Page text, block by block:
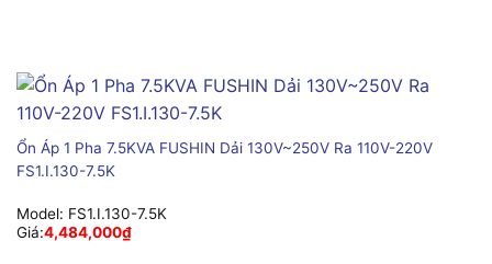
Ổn Áp 1 Pha 7.5KVA FUSHIN Dải 130V~250V Ra 110V-220V
FS1.I.130-7.5K
Model: FS1.I.130-7.5K
Giá:4,484,000₫